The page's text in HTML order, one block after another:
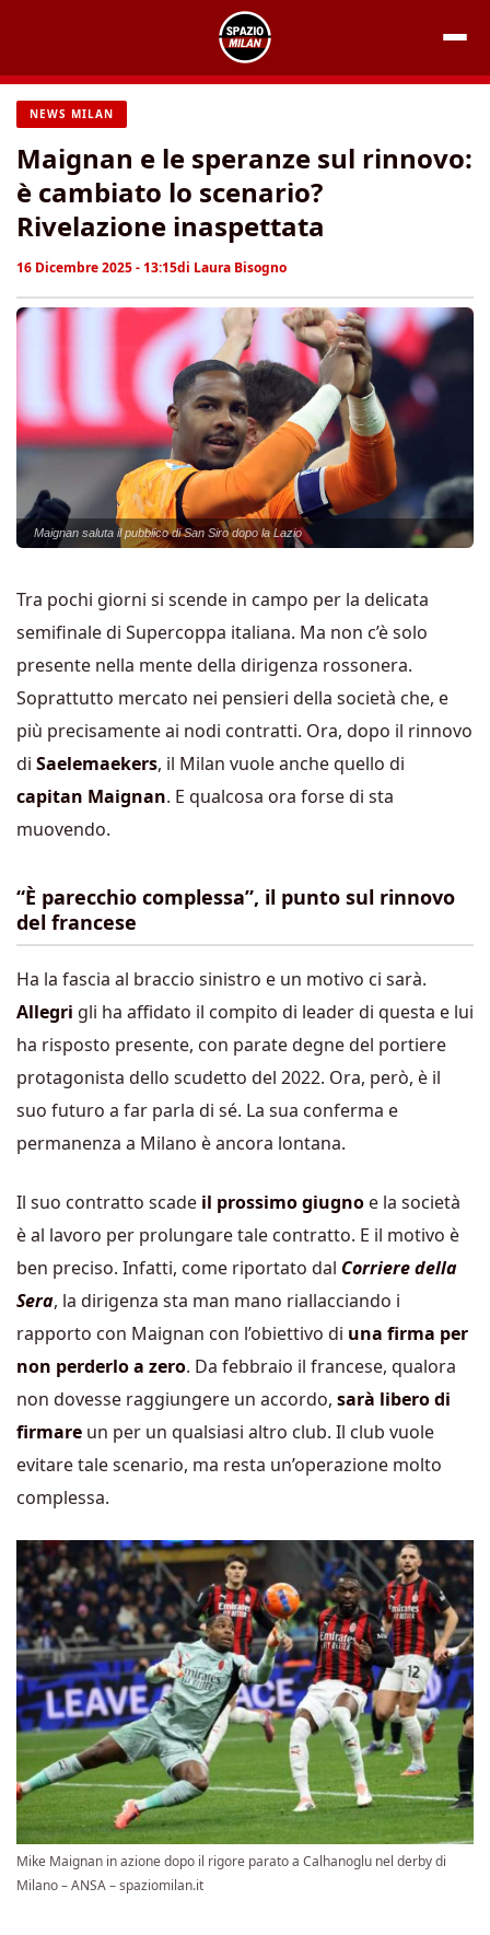
contenuto
NEWS MILAN
Maignan e le speranze sul rinnovo:
è cambiato lo scenario?
Rivelazione inaspettata
16 Dicembre 2025 - 13:15di Laura Bisogno
Maignan saluta il pubblico di San Siro dopo la Lazio
Tra pochi giorni si scende in campo per la delicata
semifinale di Supercoppa italiana. Ma non c’è solo
presente nella mente della dirigenza rossonera.
Soprattutto mercato nei pensieri della società che, e
più precisamente ai nodi contratti. Ora, dopo il rinnovo
di Saelemaekers, il Milan vuole anche quello di
capitan Maignan. E qualcosa ora forse di sta
muovendo.
“È parecchio complessa”, il punto sul rinnovo
del francese
Ha la fascia al braccio sinistro e un motivo ci sarà.
Allegri gli ha affidato il compito di leader di questa e lui
ha risposto presente, con parate degne del portiere
protagonista dello scudetto del 2022. Ora, però, è il
suo futuro a far parla di sé. La sua conferma e
permanenza a Milano è ancora lontana.
Il suo contratto scade il prossimo giugno e la società
è al lavoro per prolungare tale contratto. E il motivo è
ben preciso. Infatti, come riportato dal Corriere della
Sera, la dirigenza sta man mano riallacciando i
rapporto con Maignan con l’obiettivo di una firma per
non perderlo a zero. Da febbraio il francese, qualora
non dovesse raggiungere un accordo, sarà libero di
firmare un per un qualsiasi altro club. Il club vuole
evitare tale scenario, ma resta un’operazione molto
complessa.
Mike Maignan in azione dopo il rigore parato a Calhanoglu nel derby di
Milano – ANSA – spaziomilan.it